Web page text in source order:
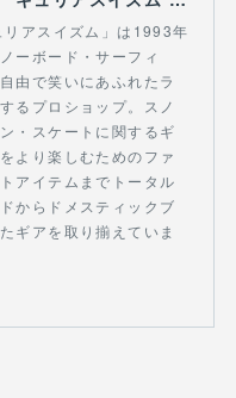
アスイズム」は1993年
ーボード・サーフィ
由で笑いにあふれたラ
るプロショップ。スノ
・スケートに関するギ
より楽しむためのファ
アイテムまでトータル
からドメスティックブ
ギアを取り揃えていま